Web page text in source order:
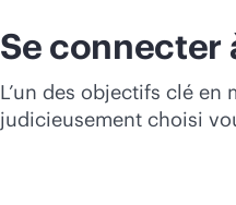
Se connecter
L’un des objectifs clé
judicieusement choisi